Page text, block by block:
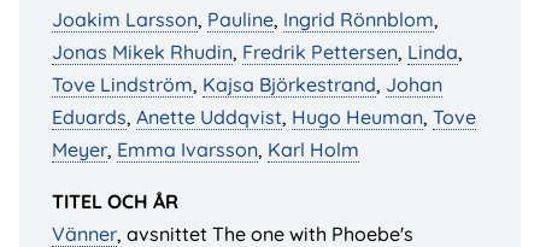
Joakim Larsson, Pauline, Ingrid Rönnblom,
Jonas Mikek Rhudin, Fredrik Pettersen, Linda,
Tove Lindström, Kajsa Björkestrand, Johan
Eduards,Anette Uddqvist, Hugo Heuman,Tove
Meyer, Emma Ivarsson, Karl Holm
TITEL OCH ÅR
Vänner, avsnittet The one with Phoebe's